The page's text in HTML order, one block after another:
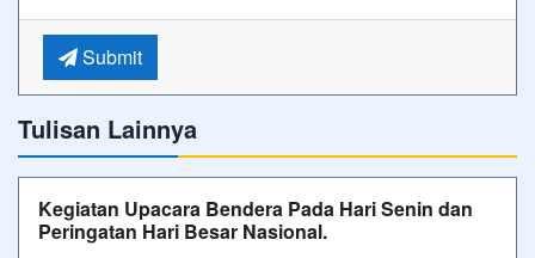
Submit
Tulisan Lainnya
Kegiatan Upacara Bendera Pada Hari Senin dan
Peringatan Hari Besar Nasional.